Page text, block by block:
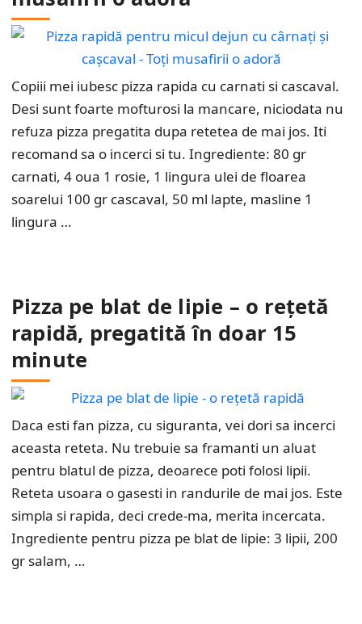
Copiii mei iubesc pizza rapida cu carnati si cascaval.
Desi sunt foarte mofturosi la mancare, niciodata nu
refuza pizza pregatita dupa retetea de mai jos. Iti
recomand sa o incerci si tu. Ingrediente: 80 gr
carnati, 4 oua 1 rosie, 1 lingura ulei de floarea
soarelui 100 gr cascaval, 50 ml lapte, masline 1
lingura …
Pizza pe blat de lipie – o rețetă
rapidă, pregatită în doar 15
minute
Daca esti fan pizza, cu siguranta, vei dori sa incerci
aceasta reteta. Nu trebuie sa framanti un aluat
pentru blatul de pizza, deoarece poti folosi lipii.
Reteta usoara o gasesti in randurile de mai jos. Este
simpla si rapida, deci crede-ma, merita incercata.
Ingrediente pentru pizza pe blat de lipie: 3 lipii, 200
gr salam, …